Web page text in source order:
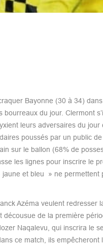
Bayonne (30 à 34)
du jour. Clermont
leurs adversaires du
poussés par un public
sur le ballon (68% de
les lignes pour inscrire le
et bleu » ne permettent
Azéma veulent
de la première
Naqalevu, qui inscrira le
ce match, ils empêcheront